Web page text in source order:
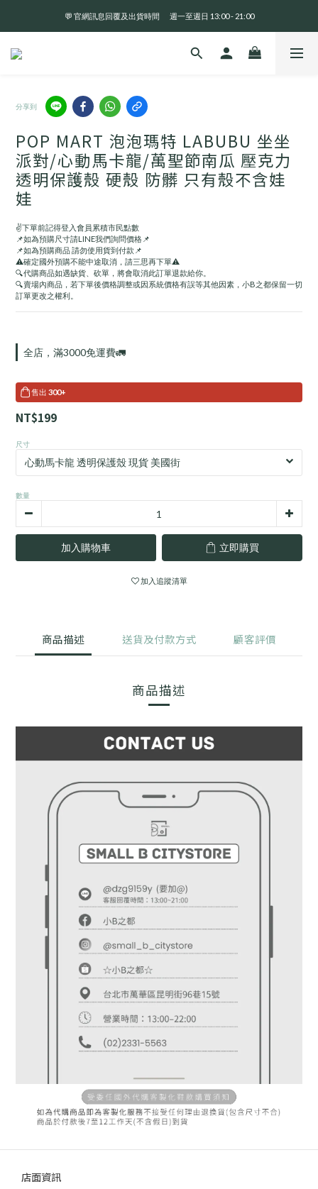
全 館 消 費 滿 三 千 免 運 費 🤘🏻
💬 官網訊息回覆及出貨時間       週一至週日 13:00 - 21:00
全 館 消 費 滿 三 千 免 運 費 🤘🏻
分享到
POP MART 泡泡瑪特 LABUBU 坐坐
派對/心動馬卡龍/萬聖節南瓜 壓克力
透明保護殼 硬殼 防髒 只有殼不含娃
娃
✌️下單前記得登入會員累積市民點數
📌如為預購尺寸請LINE我們詢問價格📌
📌如為預購商品 請勿使用貨到付款📌
⚠️確定國外預購不能中途取消，請三思再下單⚠️
🔍代購商品如遇缺貨、砍單，將會取消此訂單退款給你。
🔍賣場內商品，若下單後價格調整或因系統價格有誤等其他因素，小B之都保留一切
訂單更改之權利。
全店，滿3000免運費🚛
售出 300+
NT$199
尺寸
數量
加入購物車 立即購買
加入追蹤清單
商品描述 送貨及付款方式 顧客評價
商品描述
店面資訊